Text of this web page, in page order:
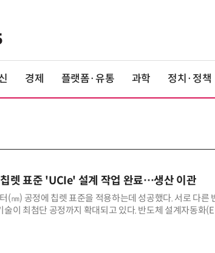
경제 플랫폼·유통 과학 정치·정책
렛 표준 'UCIe' 설계 작업 완료…생산 이관
(㎚) 공정에 칩렛 표준을 적용하는데 성공했다. 서로 다른
술이 최첨단 공정까지 확대되고 있다. 반도체 설계자동화
최근 2㎚ 공정 기술로 64Gbps UCIe IP를 테